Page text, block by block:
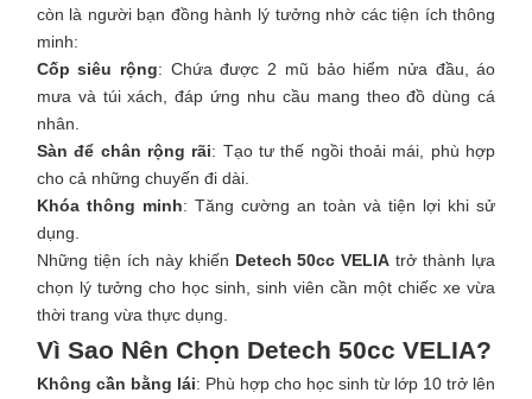
còn là người bạn đồng hành lý tưởng nhờ các tiện ích thông
minh:
Cốp siêu rộng: Chứa được 2 mũ bảo hiểm nửa đầu, áo
mưa và túi xách, đáp ứng nhu cầu mang theo đồ dùng cá
nhân.
Sàn để chân rộng rãi: Tạo tư thế ngồi thoải mái, phù hợp
cho cả những chuyến đi dài.
Khóa thông minh: Tăng cường an toàn và tiện lợi khi sử
dụng.
Những tiện ích này khiến Detech 50cc VELIA trở thành lựa
chọn lý tưởng cho học sinh, sinh viên cần một chiếc xe vừa
thời trang vừa thực dụng.
Vì Sao Nên Chọn Detech 50cc VELIA?
Không cần bằng lái: Phù hợp cho học sinh từ lớp 10 trở lên